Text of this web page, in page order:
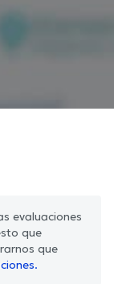
evaluaciones
que
que